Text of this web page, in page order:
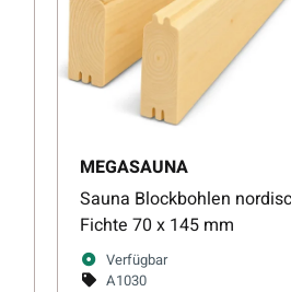
MEGASAUNA
Sauna Blockbohlen
Fichte 70 x 145 mm
Verfügbar
A1030